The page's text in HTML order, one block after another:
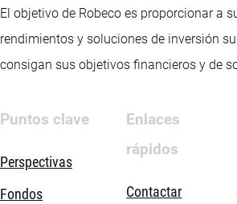
El objetivo de Robeco es proporcionar a
rendimientos y soluciones de inversión
consigan sus objetivos financieros y de
Puntos clave
Perspectivas
Fondos
Enlaces
rápidos
Contactar